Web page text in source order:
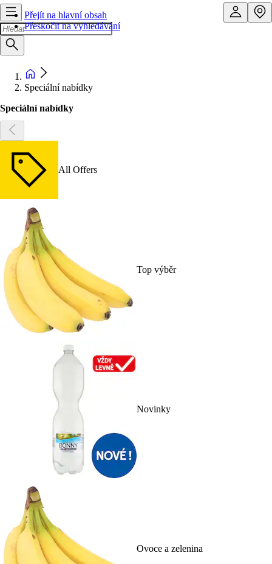
Přejít na hlavní obsah
Přeskočit na vyhledávání
Speciální nabídky
Speciální nabídky
All Offers
Top výběr
Novinky
Ovoce a zelenina